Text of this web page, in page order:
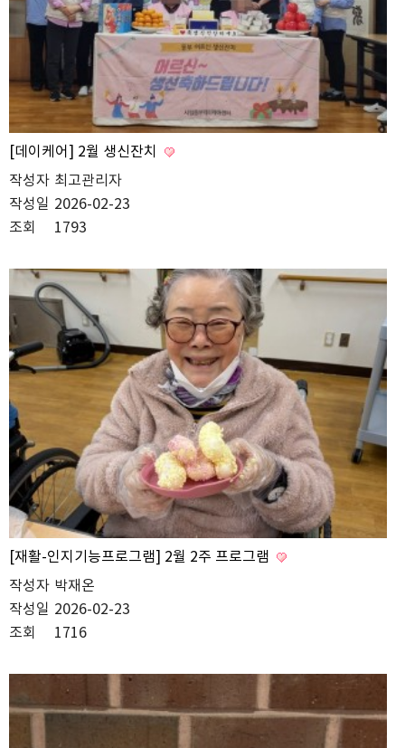
[데이케어] 2월 생신잔치
작성자 최고관리자
작성일 2026-02-23
조회
1793
[재활-인지기능프로그램] 2월 2주 프로그램
작성자 박재온
작성일 2026-02-23
조회
1716